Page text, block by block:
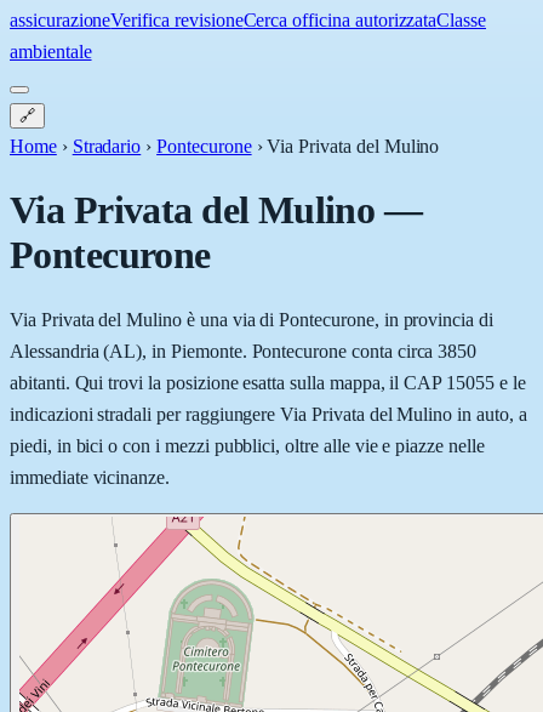
assicurazioneVerifica revisioneCerca officina autorizzataClasse
ambientale
🔗
Home › Stradario › Pontecurone ›Via Privata del Mulino
Via Privata del Mulino—
Pontecurone
Via Privata del Mulino è una via di Pontecurone, in provincia di
Alessandria (AL), in Piemonte. Pontecurone conta circa 3850
abitanti. Qui trovi la posizione esatta sulla mappa, il CAP 15055 e le
indicazioni stradali per raggiungere Via Privata del Mulino in auto, a
piedi, in bici o con i mezzi pubblici, oltre alle vie e piazze nelle
immediate vicinanze.